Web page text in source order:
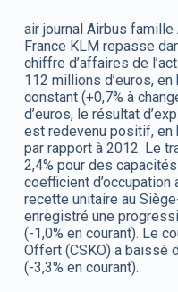
air journal Airbus
France KLM repasse
chiffre d’affaires de
112 millions d’euros,
constant (+0,7% à
d’euros, le résultat
est redevenu positif, en
par rapport à 2012. Le
2,4% pour des
coefficient d’occupation
recette unitaire au
enregistré une
(-1,0% en courant). Le
Offert (CSKO) a baissé
(-3,3% en courant).